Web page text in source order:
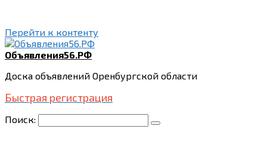
Перейти к контенту
Объявления56.РФ
Доска объявлений Оренбургской области
Быстрая регистрация
Поиск: